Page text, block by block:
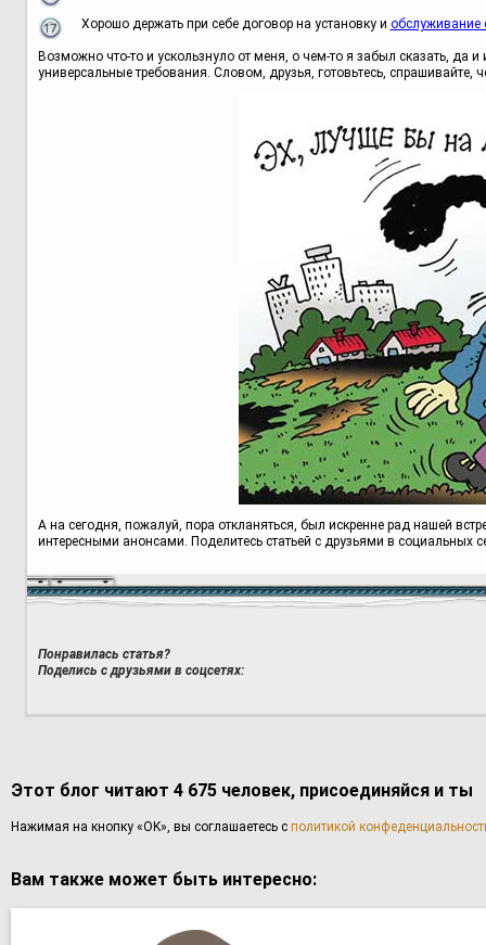
Хорошо держать при себе договор на установку и обслуживание
Возможно что-то и ускользнуло от меня, о чем-то я забыл сказать, да
универсальные требования. Словом, друзья, готовьтесь, спрашивайте,
А на сегодня, пожалуй, пора откланяться, был искренне рад нашей
интересными анонсами. Поделитесь статьей с друзьями в социальных
Понравилась статья?
Поделись с друзьями в соцсетях:
Этот блог читают 4 675 человек, присоединяйся и ты
Haжимaя нa кнoпку «OK», вы coглaшаетесь с политикой
Вам также может быть интересно: